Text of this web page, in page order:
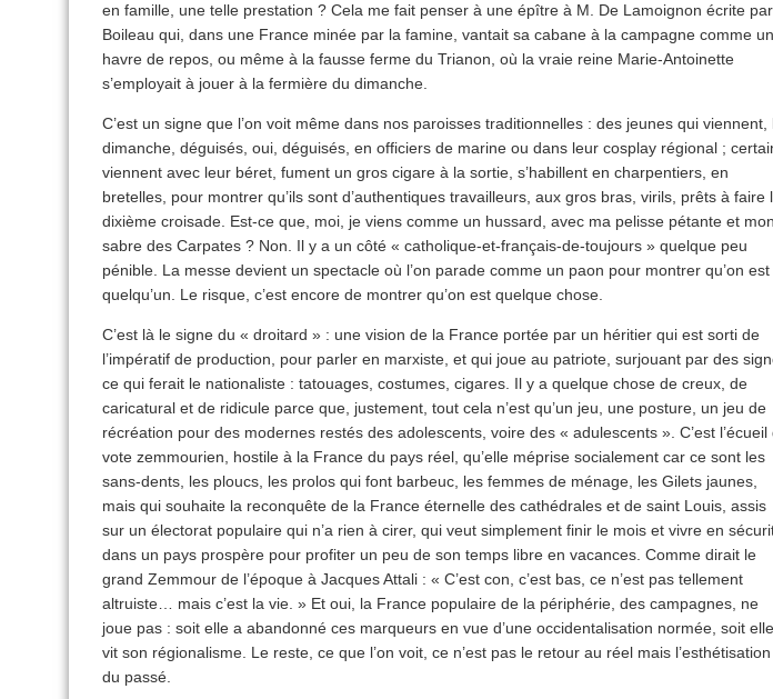
en famille, une telle prestation ? Cela me fait penser à une épître à M. De Lamoignon écrite par
Boileau qui, dans une France minée par la famine, vantait sa cabane à la campagne comme un
havre de repos, ou même à la fausse ferme du Trianon, où la vraie reine Marie-Antoinette
s’employait à jouer à la fermière du dimanche.
C’est un signe que l’on voit même dans nos paroisses traditionnelles : des jeunes qui viennent,
dimanche, déguisés, oui, déguisés, en officiers de marine ou dans leur cosplay régional ;
viennent avec leur béret, fument un gros cigare à la sortie, s’habillent en charpentiers, en
bretelles, pour montrer qu’ils sont d’authentiques travailleurs, aux gros bras, virils, prêts à faire
dixième croisade. Est-ce que, moi, je viens comme un hussard, avec ma pelisse pétante et mon
sabre des Carpates ? Non. Il y a un côté « catholique-et-français-de-toujours » quelque peu
pénible. La messe devient un spectacle où l’on parade comme un paon pour montrer qu’on est
quelqu’un. Le risque, c’est encore de montrer qu’on est quelque chose.
C’est là le signe du « droitard » : une vision de la France portée par un héritier qui est sorti de
l’impératif de production, pour parler en marxiste, et qui joue au patriote, surjouant par des
ce qui ferait le nationaliste : tatouages, costumes, cigares. Il y a quelque chose de creux, de
caricatural et de ridicule parce que, justement, tout cela n’est qu’un jeu, une posture, un jeu de
récréation pour des modernes restés des adolescents, voire des « adulescents ». C’est l’écueil
vote zemmourien, hostile à la France du pays réel, qu’elle méprise socialement car ce sont les
sans-dents, les ploucs, les prolos qui font barbeuc, les femmes de ménage, les Gilets jaunes,
mais qui souhaite la reconquête de la France éternelle des cathédrales et de saint Louis, assis
sur un électorat populaire qui n’a rien à cirer, qui veut simplement finir le mois et vivre en
dans un pays prospère pour profiter un peu de son temps libre en vacances. Comme dirait le
grand Zemmour de l’époque à Jacques Attali : « C’est con, c’est bas, ce n’est pas tellement
altruiste… mais c’est la vie. » Et oui, la France populaire de la périphérie, des campagnes, ne
joue pas : soit elle a abandonné ces marqueurs en vue d’une occidentalisation normée, soit elle
vit son régionalisme. Le reste, ce que l’on voit, ce n’est pas le retour au réel mais l’esthétisation
du passé.